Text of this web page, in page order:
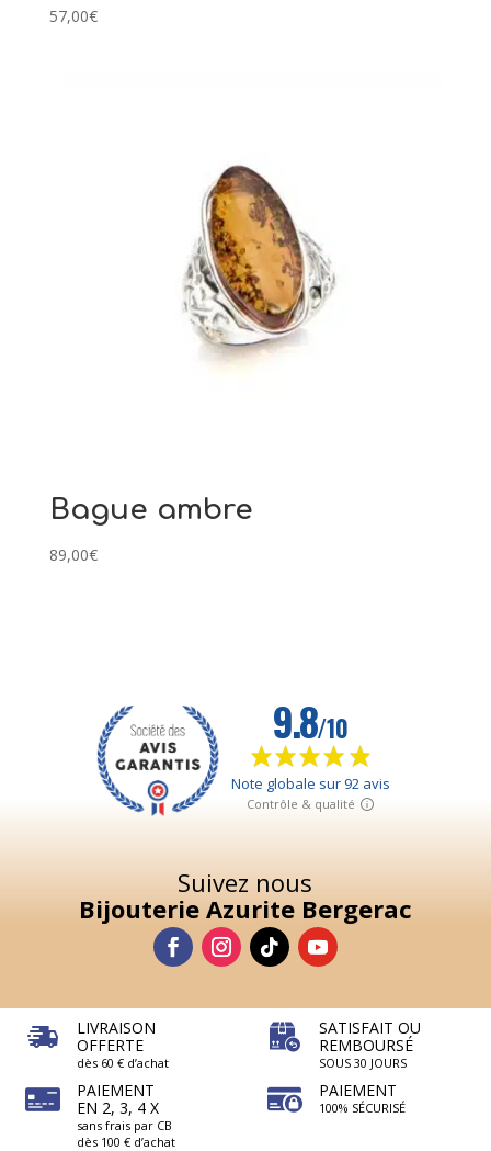
57,00€
Bague ambre
89,00€
Suivez nous
Bijouterie Azurite Bergerac
LIVRAISON
OFFERTE
dès 60 € d’achat
PAIEMENT
EN 2, 3, 4 X
sans frais par CB
dès 100 € d’achat
SATISFAIT OU
REMBOURSÉ
SOUS 30 JOURS
PAIEMENT
100% SÉCURISÉ